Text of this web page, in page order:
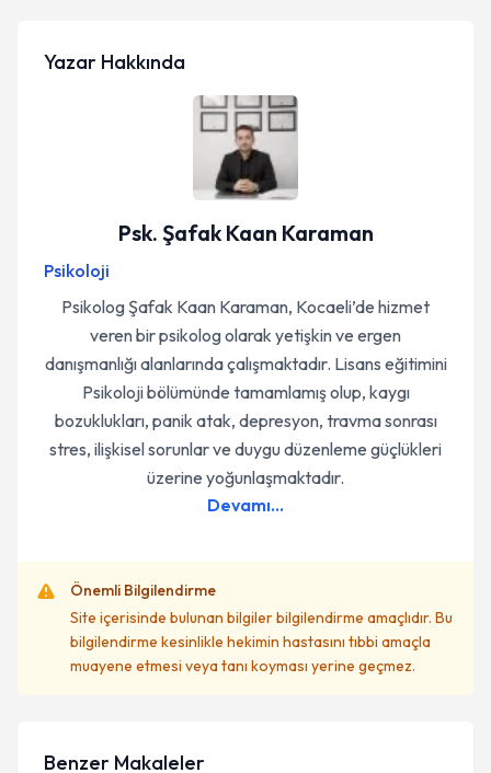
Yazar Hakkında
Psk. Şafak Kaan Karaman
Psikoloji
Psikolog Şafak Kaan Karaman, Kocaeli’de hizmet
veren bir psikolog olarak yetişkin ve ergen
danışmanlığı alanlarında çalışmaktadır. Lisans eğitimini
Psikoloji bölümünde tamamlamış olup, kaygı
bozuklukları, panik atak, depresyon, travma sonrası
stres, ilişkisel sorunlar ve duygu düzenleme güçlükleri
üzerine yoğunlaşmaktadır.
Devamı...
Önemli Bilgilendirme
Site içerisinde bulunan bilgiler bilgilendirme amaçlıdır. Bu
bilgilendirme kesinlikle hekimin hastasını tıbbi amaçla
muayene etmesi veya tanı koyması yerine geçmez.
Benzer Makaleler